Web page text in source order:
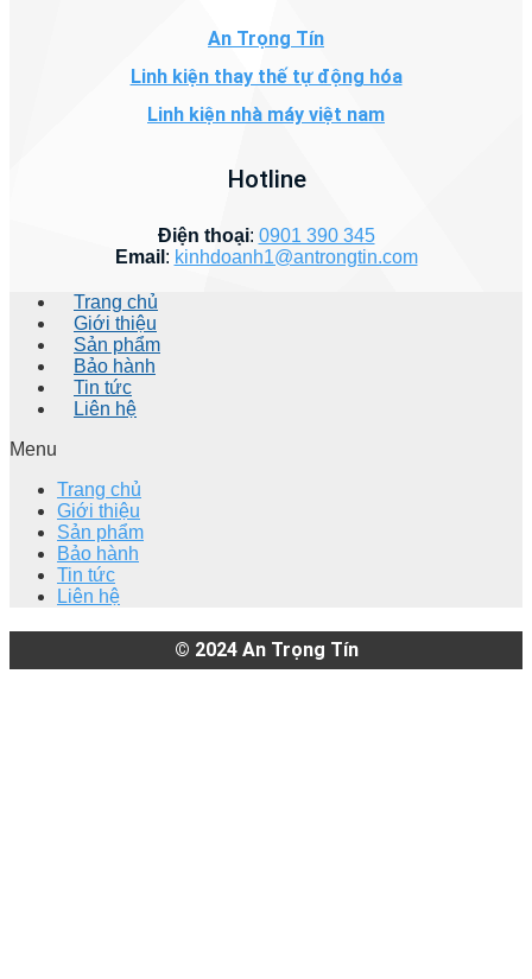
An Trọng Tín
Linh kiện thay thế tự động hóa
Linh kiện nhà máy việt nam
Hotline
Điện thoại: 0901 390 345
Email : kinhdoanh1@antrongtin.com
Trang chủ
Giới thiệu
Sản phẩm
Bảo hành
Tin tức
Liên hệ
Menu
Trang chủ
Giới thiệu
Sản phẩm
Bảo hành
Tin tức
Liên hệ
© 2024 An Trọng Tín